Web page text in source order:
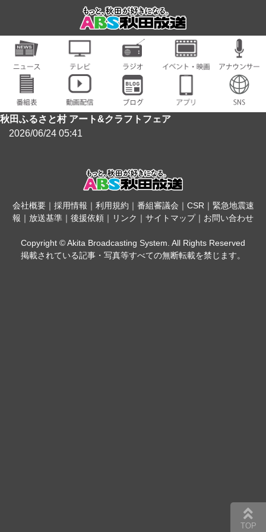
秋田ふるさと村 アート&クラフトフェア
2026/06/24 05:41
会社概要｜ 採用情報 ｜ 利用規約 ｜ 番組審議会 ｜ CSR｜ 緊急地震速
報 ｜ 放送基準 ｜ 後援依頼 ｜ リンク ｜ サイトマップ｜ お問い合わせ
Copyright © Akita Broadcasting System. All Rights Reserved
掲載されている記事・写真等すべての無断転載を禁じます。